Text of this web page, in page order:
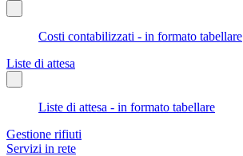
Costi contabilizzati - in formato tabellare
Liste di attesa
Liste di attesa - in formato tabellare
Gestione rifiuti
Servizi in rete